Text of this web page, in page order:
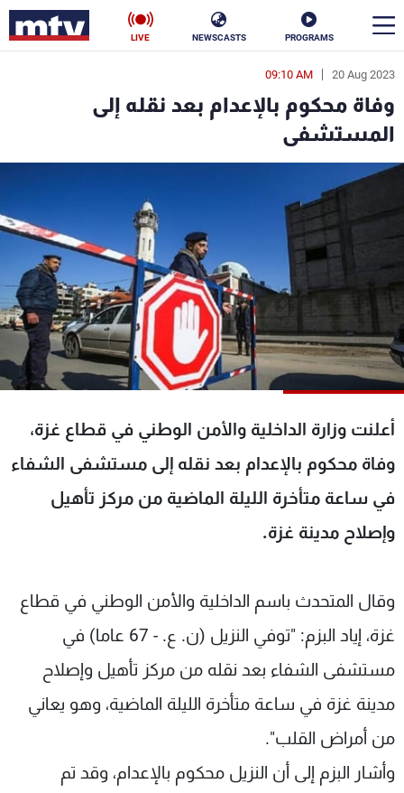
PROGRAMS
NEWSCASTS
LIVE
20 Aug 2023
09:10 AM
وفاة محكوم بالإعدام بعد نقله إلى
المستشفى
أعلنت وزارة الداخلية والأمن الوطني في قطاع غزة،
وفاة محكوم بالإعدام بعد نقله إلى مستشفى الشفاء
في ساعة متأخرة الليلة الماضية من مركز تأهيل
وإصلاح مدينة غزة.
وقال المتحدث باسم الداخلية والأمن الوطني في قطاع
غزة، إياد البزم: "توفي النزيل (ن. ع. - 67 عاما) في
مستشفى الشفاء بعد نقله من مركز تأهيل وإصلاح
مدينة غزة في ساعة متأخرة الليلة الماضية، وهو يعاني
من أمراض القلب".
وأشار البزم إلى أن النزيل محكوم بالإعدام، وقد تم
en
الأخبار
سياسة ناس
إقتصاد
رياضة
كأس العالم
البرامج
شاهد البرامج
عن MTV
الإنـتـاج
لاعلاناتكم
وظائف